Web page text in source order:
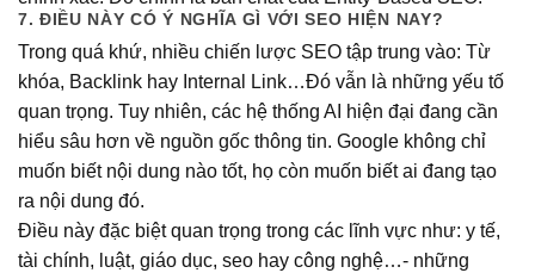
7. ĐIỀU NÀY CÓ Ý NGHĨA GÌ VỚI SEO HIỆN NAY?
Trong quá khứ, nhiều chiến lược SEO tập trung vào: Từ
khóa, Backlink hay Internal Link…Đó vẫn là những yếu tố
quan trọng. Tuy nhiên, các hệ thống AI hiện đại đang cần
hiểu sâu hơn về nguồn gốc thông tin. Google không chỉ
muốn biết nội dung nào tốt, họ còn muốn biết ai đang tạo
ra nội dung đó.
Điều này đặc biệt quan trọng trong các lĩnh vực như: y tế,
tài chính, luật, giáo dục, seo hay công nghệ…- những